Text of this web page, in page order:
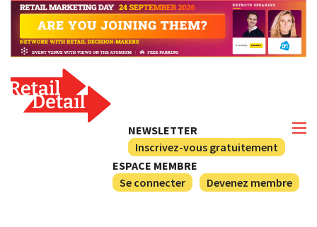
NEWSLETTER
Inscrivez-vous gratuitement
ESPACE MEMBRE
Se connecter
Devenez membre